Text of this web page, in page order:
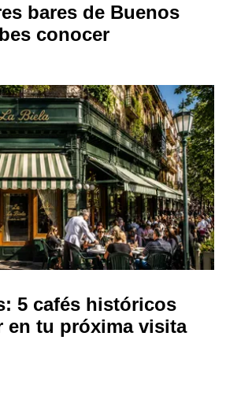
bares de Buenos
conocer
5 cafés históricos
en tu próxima visita